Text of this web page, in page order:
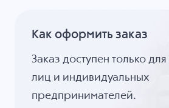
Как оформить заказ
Заказ доступен только
лиц и индивидуальных
предпринимателей.